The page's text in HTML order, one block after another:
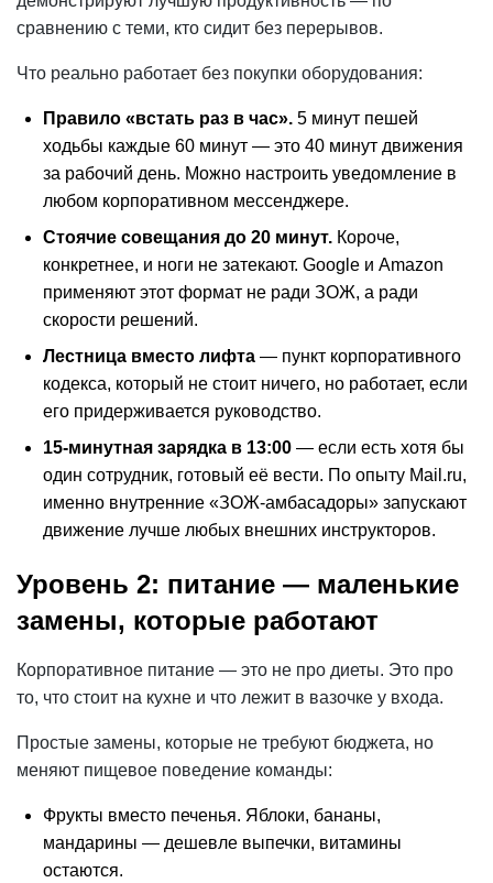
сравнению с теми, кто сидит без перерывов.
Что реально работает без покупки оборудования:
Правило «встать раз в час». 5 минут пешей
ходьбы каждые 60 минут — это 40 минут движения
за рабочий день. Можно настроить уведомление в
любом корпоративном мессенджере.
Стоячие совещания до 20 минут. Короче,
конкретнее, и ноги не затекают. Google и Amazon
применяют этот формат не ради ЗОЖ, а ради
скорости решений.
Лестница вместо лифта — пункт корпоративного
кодекса, который не стоит ничего, но работает, если
его придерживается руководство.
15-минутная зарядка в 13:00 — если есть хотя бы
один сотрудник, готовый её вести. По опыту Mail.ru,
именно внутренние «ЗОЖ-амбасадоры» запускают
движение лучше любых внешних инструкторов.
Уровень 2: питание — маленькие
замены, которые работают
Корпоративное питание — это не про диеты. Это про
то, что стоит на кухне и что лежит в вазочке у входа.
Простые замены, которые не требуют бюджета, но
меняют пищевое поведение команды:
Фрукты вместо печенья. Яблоки, бананы,
мандарины — дешевле выпечки, витамины
остаются.